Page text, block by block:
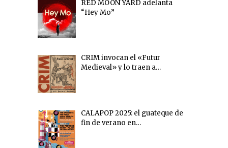
RED MOON YARD adelanta
“Hey Mo”
CRIM invocan el «Futur
Medieval» y lo traen a…
CALAPOP 2025: el guateque de
fin de verano en…